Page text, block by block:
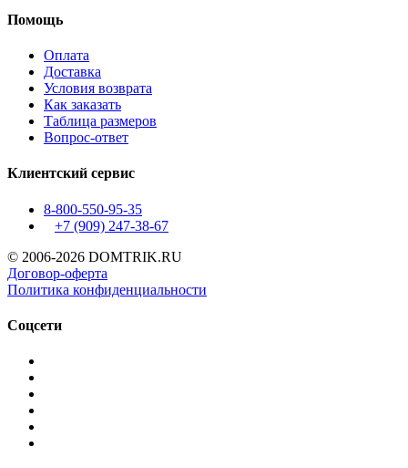
Помощь
Оплата
Доставка
Условия возврата
Как заказать
Таблица размеров
Вопрос-ответ
Клиентский сервис
8-800-550-95-35
+7 (909) 247-38-67
© 2006-2026 DOMTRIK.RU
Договор-оферта
Политика конфиденциальности
Соцсети